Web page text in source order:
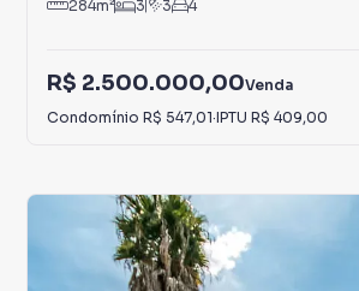
284m² 3 3 4
R$ 2.500.000,00Venda
Condomínio R$ 547,01·IPTU R$ 409,00